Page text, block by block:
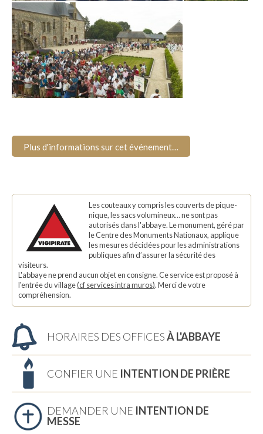
Les couteaux y compris les couverts de pique-
nique, les sacs volumineux… ne sont pas
autorisés dans l'abbaye. Le monument, géré par
le Centre des Monuments Nationaux, applique
les mesures décidées pour les administrations
publiques afin d’assurer la sécurité des
visiteurs.
L'abbaye ne prend aucun objet en consigne. Ce service est proposé à
l'entrée du village(cf services intra muros). Merci de votre
compréhension.
HORAIRES DES OFFICESÀ L'ABBAYE
CONFIER UNE INTENTION DE PRIÈRE
DEMANDER UNE INTENTION DE
MESSE
Plus d'informations sur cet événement…